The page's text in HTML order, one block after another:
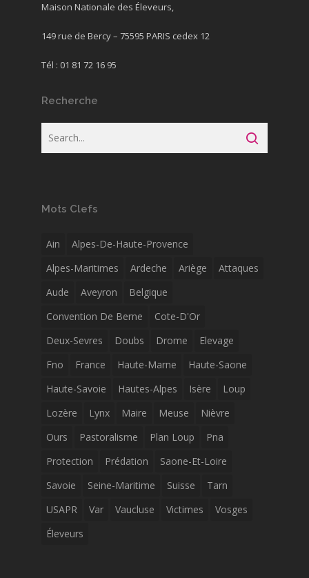
Maison Nationale des Éleveurs,
149 rue de Bercy – 75595 PARIS cedex 12
Tél : 01 81 72 16 95
Recherche
Mots Clefs
Ain
Alpes-De-Haute-Provence
Alpes-Maritimes
Ardeche Ariège
Attaques
Aude
Aveyron
Belgique
Convention De Berne
Cote-D'Or
Deux-Sevres
Doubs Drome
Elevage
Fno
France Haute-Marne
Haute-Saone
Haute-Savoie
Hautes-Alpes Isère
Loup
Lozère
Lynx Maire Meuse
Nièvre
Ours
Pastoralisme Plan Loup
Pna
Protection
Prédation
Saone-Et-Loire
Savoie
Seine-Maritime Suisse
Tarn
USAPR
Var Vaucluse Victimes
Vosges
Éleveurs